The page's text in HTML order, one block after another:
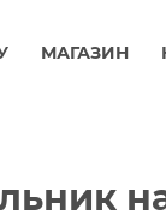
МАГАЗИН